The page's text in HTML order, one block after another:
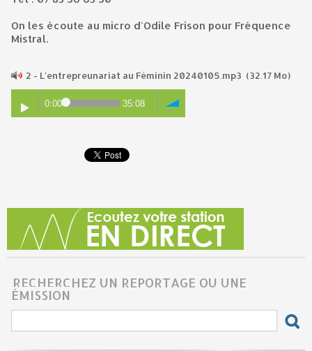
On les écoute au micro d'Odile Frison pour Fréquence
Mistral.
2 - L'entrepreunariat au Féminin 20240105.mp3 (32.17 Mo)
0:00 35:08
RECHERCHEZ UN REPORTAGE OU UNE
ÉMISSION